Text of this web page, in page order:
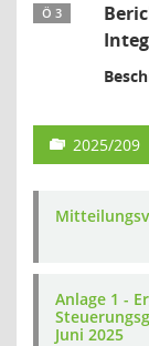
Ö 3
2025/209
Anlage 1 -
Juni 2025